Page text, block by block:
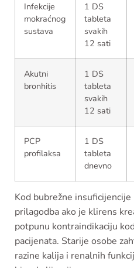
Infekcije
mokraćnog
sustava
1 DS
tableta
svakih
12 sati
Akutni
bronhitis
1 DS
tableta
svakih
12 sati
PCP
profilaksa
1 DS
tableta
dnevno
Kod bubrežne
prilagodba ako je klirens
potpunu kontraindikaciju
pacijenata. Starije osobe
razine kalija i renalnih